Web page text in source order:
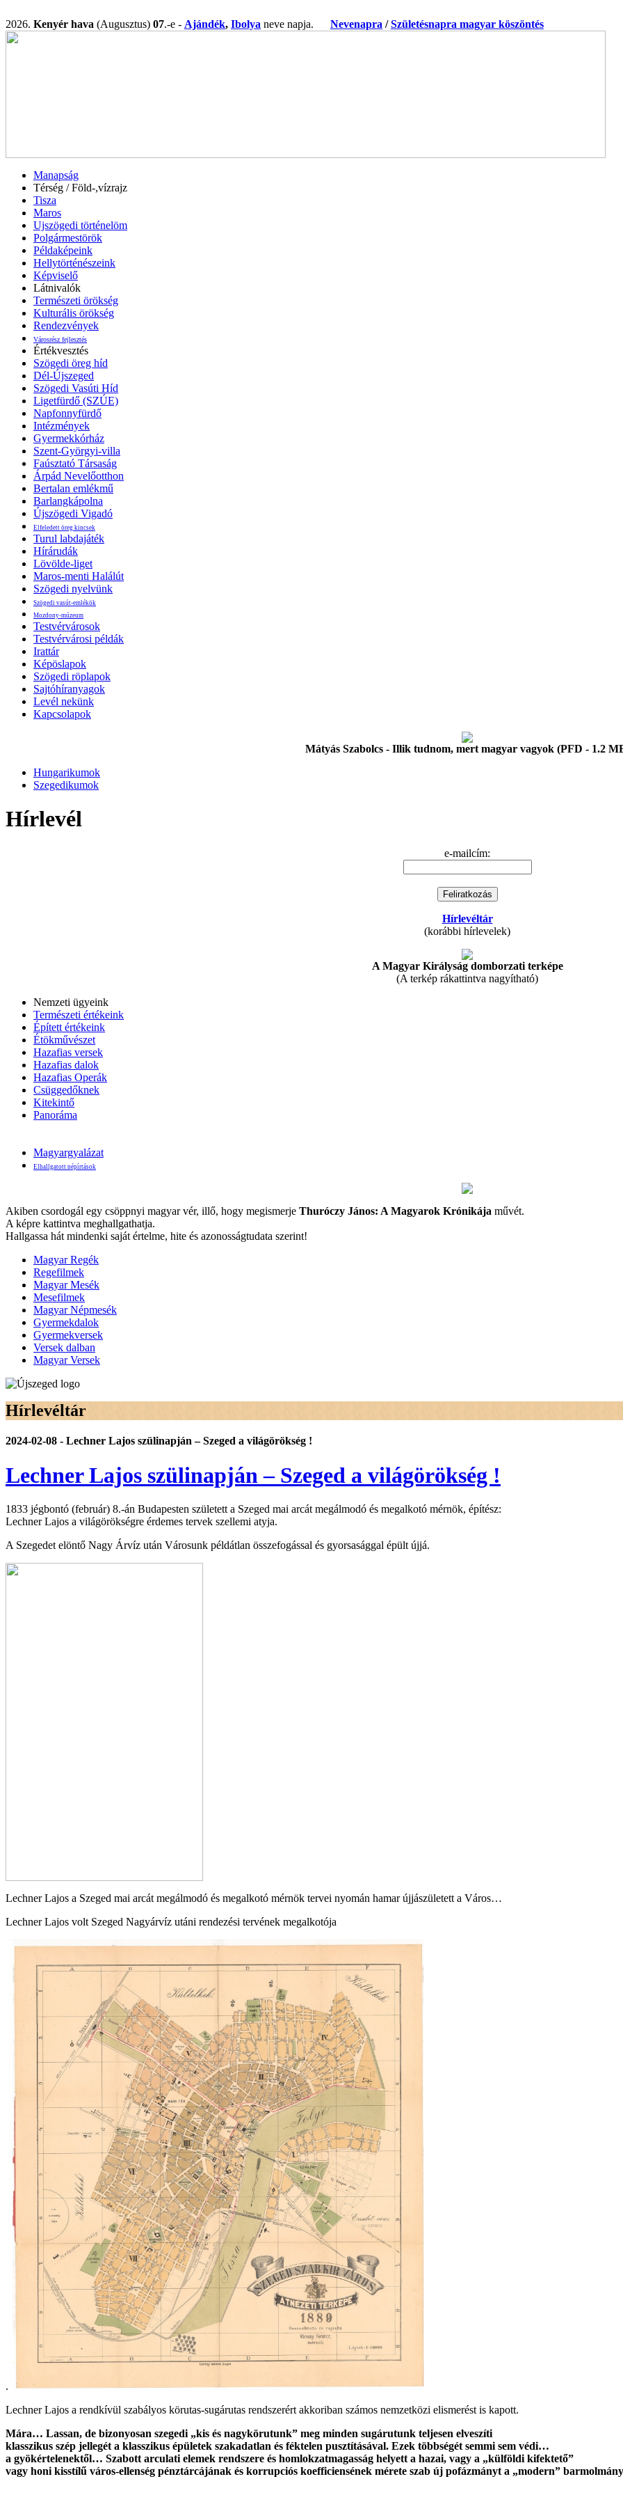
2026. Kenyér hava (Augusztus) 07.-e - Ajándék, Ibolya neve napja. Nevenapra /Születésnapra magyar köszöntés
Manapság
Térség / Föld-,vízrajz
Tisza
Maros
Ujszögedi történelöm
Polgármestörök
Példaképeink
Hellytörténészeink
Képviselő
Látnivalók
Természeti örökség
Kulturális örökség
Rendezvények
Városrész fejlesztés
Értékvesztés
Szögedi öreg híd
Dél-Újszeged
Szögedi Vasúti Híd
Ligetfürdő (SZÚE)
Napfonnyfürdő
Intézmények
Gyermekkórház
Szent-Györgyi-villa
Faúsztató Társaság
Árpád Nevelőotthon
Bertalan emlékmű
Barlangkápolna
Újszögedi Vigadó
Elfeledett öreg kincsek
Turul labdajáték
Hírárudák
Lövölde-liget
Maros-menti Halálút
Szögedi nyelvünk
Szögedi vasút-emlékök
Mozdony-múzeum
Testvérvárosok
Testvérvárosi példák
Irattár
Képöslapok
Szögedi röplapok
Sajtóhíranyagok
Levél nekünk
Kapcsolapok
Mátyás Szabolcs - Illik tudnom, mert magyar vagyok (PFD - 1.2
Hungarikumok
Szegedikumok
Hírlevél
e-mailcím:
Hírlevéltár
(korábbi hírlevelek)
A Magyar Királyság domborzati terképe
(A terkép rákattintva nagyítható)
Nemzeti ügyeink
Természeti értékeink
Épített értékeink
Étökművészet
Hazafias versek
Hazafias dalok
Hazafias Operák
Csüggedőknek
Kitekintő
Panoráma
Magyargyalázat
Elhallgatott népírtások
Akiben csordogál egy csöppnyi magyar vér, illő, hogy megismerje Thuróczy János: A Magyarok Krónikája művét.
A képre kattintva meghallgathatja.
Hallgassa hát mindenki saját értelme, hite és azonosságtudata szerint!
Magyar Regék
Regefilmek
Magyar Mesék
Mesefilmek
Magyar Népmesék
Gyermekdalok
Gyermekversek
Versek dalban
Magyar Versek
Hírlevéltár
2024-02-08 - Lechner Lajos szülinapján – Szeged a világörökség !
Lechner Lajos szülinapján – Szeged a világörökség !
1833 jégbontó (február) 8.-án Budapesten született a Szeged mai arcát megálmodó és megalkotó mérnök, építész:
Lechner Lajos a világörökségre érdemes tervek szellemi atyja.
A Szegedet elöntő Nagy Árvíz után Városunk példátlan összefogással és gyorsasággal épült újjá.
Lechner Lajos a Szeged mai arcát megálmodó és megalkotó mérnök tervei nyomán hamar újjászületett a Város…
Lechner Lajos volt Szeged Nagyárvíz utáni rendezési tervének megalkotója
.
Lechner Lajos a rendkívül szabályos körutas-sugárutas rendszerért akkoriban számos nemzetközi elismerést is kapott.
Mára… Lassan, de bizonyosan szegedi „kis és nagykörutunk” meg minden sugárutunk teljesen elveszíti
klasszikus szép jellegét a klasszikus épületek szakadatlan és féktelen pusztításával. Ezek többségét semmi sem védi…
a gyökértelenektől… Szabott arculati elemek rendszere és homlokzatmagasság helyett a hazai, vagy a „külföldi kifektető”
vagy honi kisstílű város-ellenség pénztárcájának és korrupciós koefficiensének mérete szab új pofázmányt a „modern”